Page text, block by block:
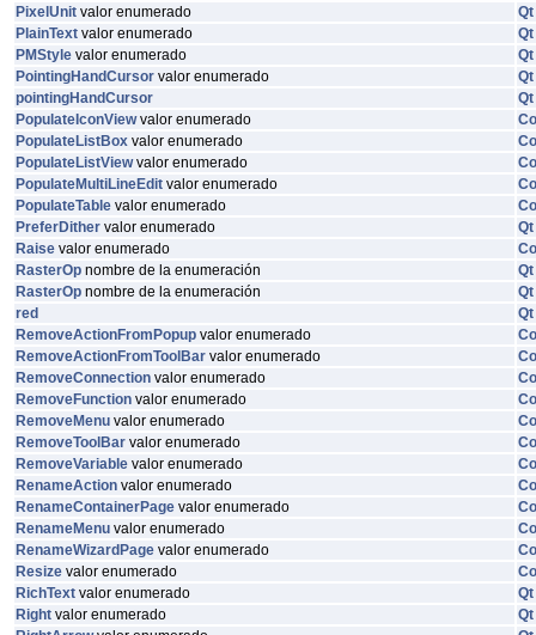
PixelUnit valor enumerado
Qt
PlainText valor enumerado
Qt
PMStyle valor enumerado
Qt
PointingHandCursor valor enumerado
Qt
pointingHandCursor
Qt
PopulateIconViewvalor enumerado
PopulateListBox valor enumerado
PopulateListViewvalor enumerado
PopulateMultiLineEdit valor enumerado
PopulateTable valor enumerado
PreferDither valor enumerado
Qt
Raise valor enumerado
RasterOp nombre de la enumeración
Qt
RasterOp nombre de la enumeración
Qt
red
Qt
RemoveActionFromPopup valor enumerado
RemoveActionFromToolBar valor enumerado
RemoveConnection valor enumerado
RemoveFunction valor enumerado
RemoveMenu valor enumerado
RemoveToolBar valor enumerado
RemoveVariable valor enumerado
RenameAction valor enumerado
RenameContainerPage valor enumerado
RenameMenu valor enumerado
RenameWizardPage valor enumerado
Resize valor enumerado
RichText valor enumerado
Qt
Right valor enumerado
Qt